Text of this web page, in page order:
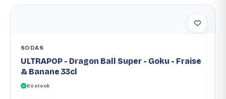
SODAS
ULTRAPOP - Dragon Ball Super - Goku - Fraise
& Banane 33cl
En stock